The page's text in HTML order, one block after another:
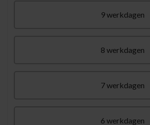
9 werkdagen
8 werkdagen
7 werkdagen
6 werkdagen